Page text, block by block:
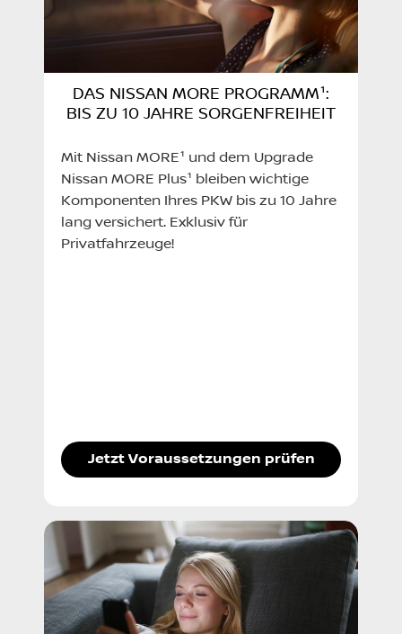
DAS NISSAN MORE PROGRAMM¹:
BIS ZU 10 JAHRE SORGENFREIHEIT
Mit Nissan MORE¹ und dem Upgrade
Nissan MORE Plus¹ bleiben wichtige
Komponenten Ihres PKW bis zu 10 Jahre
lang versichert. Exklusiv für
Privatfahrzeuge!
Jetzt Voraussetzungen prüfen